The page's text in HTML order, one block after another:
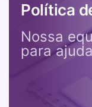
Política
Nossa
para